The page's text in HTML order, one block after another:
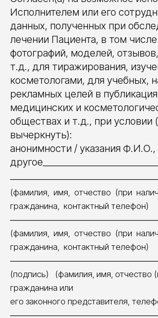
Исполнителем или его
данных, полученных при
лечении Пациента, в том
фотографий, моделей,
т.д., для тиражирования,
косметологами, для учебных,
рекламных целей в
медицинских и
обществах и т.д., при условии
вычеркнуть):
анонимности / указания Ф.И.О.,
(фамилия, имя, отчество (при
гражданина, контактный телефон)
(фамилия, имя, отчество (при
гражданина, контактный телефон)
(подпись) (фамилия, имя, отчество
гражданина или
его законного представителя,